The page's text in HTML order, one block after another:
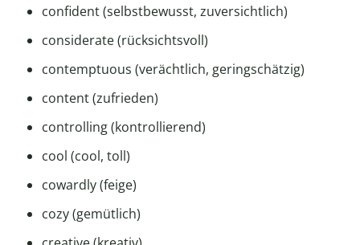
confident (selbstbewusst, zuversichtlich)
considerate (rücksichtsvoll)
contemptuous (verächtlich, geringschätzig)
content (zufrieden)
controlling (kontrollierend)
cool (cool, toll)
cowardly (feige)
cozy (gemütlich)